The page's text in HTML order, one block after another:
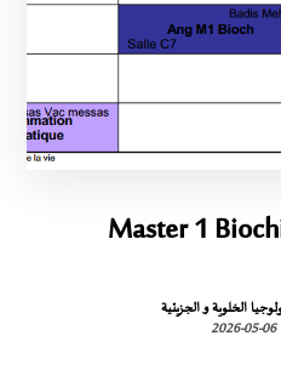
Master 1
الخلوية و الجزيئية
2026-05-06